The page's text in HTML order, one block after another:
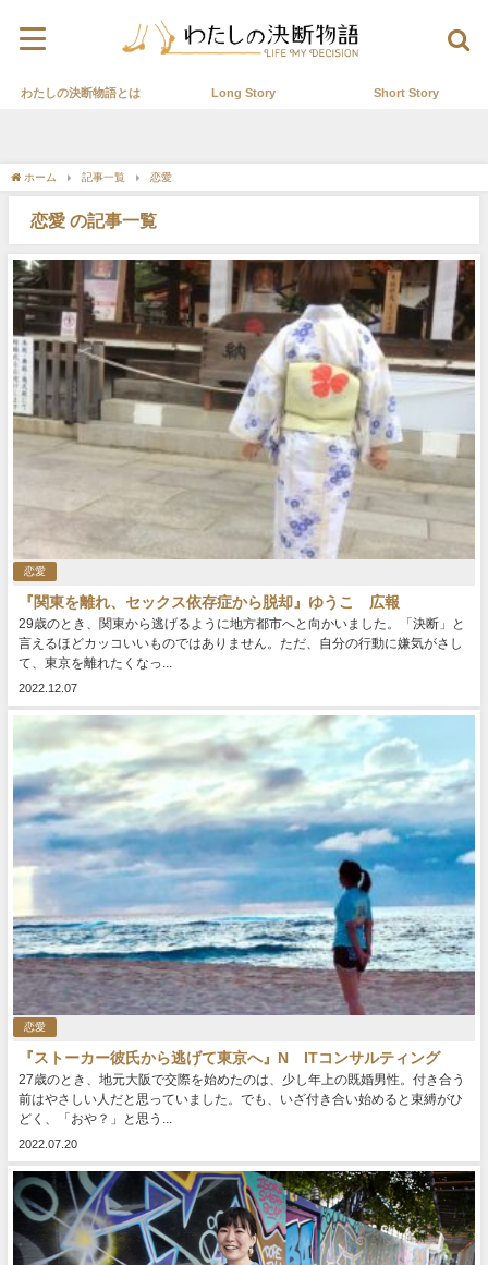
わたしの決断物語とは Long Story Short Story
ホーム 記事一覧 恋愛
恋愛 の記事一覧
恋愛
『関東を離れ、セックス依存症から脱却』ゆうこ 広報
29歳のとき、関東から逃げるように地方都市へと向かいました。「決断」と
言えるほどカッコいいものではありません。ただ、自分の行動に嫌気がさし
て、東京を離れたくなっ...
2022.12.07
恋愛
『ストーカー彼氏から逃げて東京へ』N ITコンサルティング
27歳のとき、地元大阪で交際を始めたのは、少し年上の既婚男性。付き合う
前はやさしい人だと思っていました。でも、いざ付き合い始めると束縛がひ
どく、「おや？」と思う...
2022.07.20